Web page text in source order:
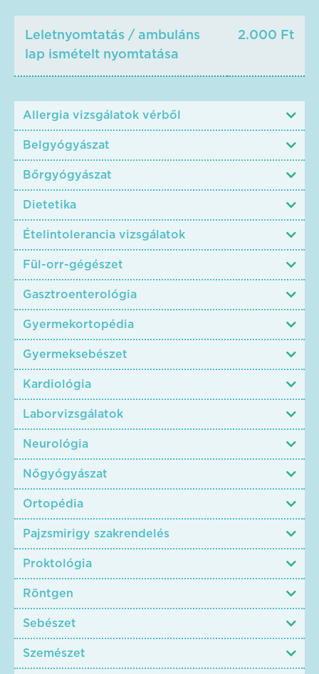
Leletnyomtatás / ambuláns
lap ismételt nyomtatása
2.000 Ft
Allergia vizsgálatok vérből
Belgyógyászat
Bőrgyógyászat
Dietetika
Ételintolerancia vizsgálatok
Fül-orr-gégészet
Gasztroenterológia
Gyermekortopédia
Gyermeksebészet
Kardiológia
Laborvizsgálatok
Neurológia
Nőgyógyászat
Ortopédia
Pajzsmirigy szakrendelés
Proktológia
Röntgen
Sebészet
Szemészet